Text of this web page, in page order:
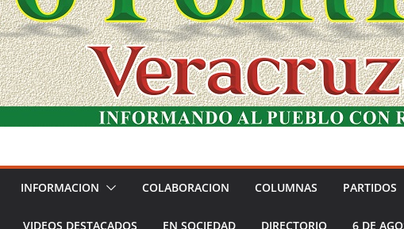
rechaza acusaciones y asegura que
solicitud de desafuero
INFORMACION COLABORACION COLUMNAS PARTIDOS
VIDEOS DESTACADOS EN SOCIEDAD DIRECTORIO 6 DE